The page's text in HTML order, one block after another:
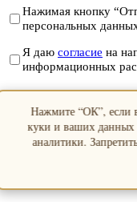
Нажимая кнопку
персональных
Я даю согласие на
информационных
Отправить
Нажмите “ОК”, если
куки и ваших данных
аналитики.